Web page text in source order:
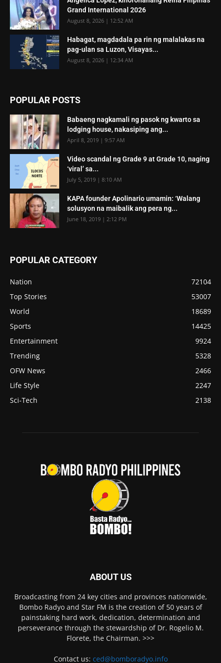
Grand International 2026
August 8, 2026 | 12:52 AM
Habagat, magdadala pa rin ng malalakas na
pag-ulan sa Luzon, Visayas...
August 8, 2026 | 12:34 AM
POPULAR POSTS
Babaeng nagkamali ng pasok ng kwarto sa
lodging house, nakasiping ang...
April 8, 2019 | 9:57 AM
Video scandal ng Grade 9 at Grade 10, naging
‘viral’ sa...
July 5, 2019 | 8:10 AM
KAPA founder Apolinario umamin: ‘Walang
solusyon na maibalik ang pera ng...
June 18, 2019 | 2:12 PM
POPULAR CATEGORY
Nation
72104
Top Stories
53007
World
18689
Sports
14425
Entertainment
9924
Trending
5328
OFW News
2466
Life Style
2247
Sci-Tech
2138
ABOUT US
Broadcasting from 24 key cities and provinces nationwide,
Bombo Radyo and Star FM is the creation of 50 years of
painstaking hard work, dedication, determination and
perseverance through the stewardship of Dr. Rogelio M.
Florete, the Chairman. >>>
Contact us: ced@bomboradyo.info